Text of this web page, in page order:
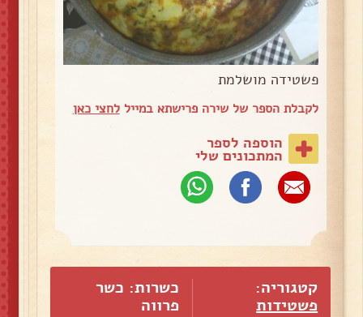
פשטידה מושלמת
לקבלת הספר של שירה פרישתא במייללחצי כאן
הוספה לספר
המתכונים שלי
קטגוריה:
פשטידות
כשרות: כשר
פרווה